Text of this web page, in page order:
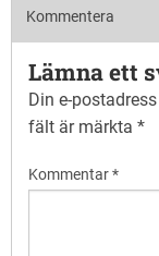
Kommentera
Lämna ett
Din e-
fält är märkta *
Kommentar*